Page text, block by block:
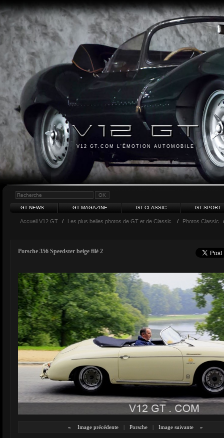
V12 GT.COM L'ÉMOTION AUTOMOBILE
GT NEWS GT MAGAZINE GT CLASSIC GT SPORT
Accueil V12 GT / Les plus belles photos de GT et de Classic. / Photos Classic
Porsche 356 Speedster beige filé 2
« Image précédente | Porsche | Image suivante »